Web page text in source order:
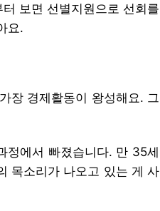
보면 선별지원으로 선회를
요.
장 경제활동이 왕성해요. 그
정에서 빠졌습니다. 만 35세
목소리가 나오고 있는 게 사